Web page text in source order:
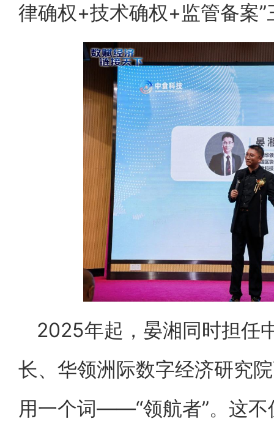
律确权+技术确权+监管备案
2025年起，晏湘同时担任
长、华领洲际数字经济研究
用一个词——“领航者”。这不